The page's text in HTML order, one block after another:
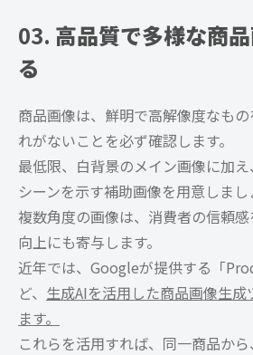
03. 高品質で多様な商
る
商品画像は、鮮明で高解像度なも
れがないことを必ず確認します。
最低限、白背景のメイン画像に加
シーンを示す補助画像を用意しまし
複数角度の画像は、消費者の信頼
向上にも寄与します。
近年では、Googleが提供する「
ど、 生成AIを活用した商品画像生
ます。
これらを活用すれば、同一商品か